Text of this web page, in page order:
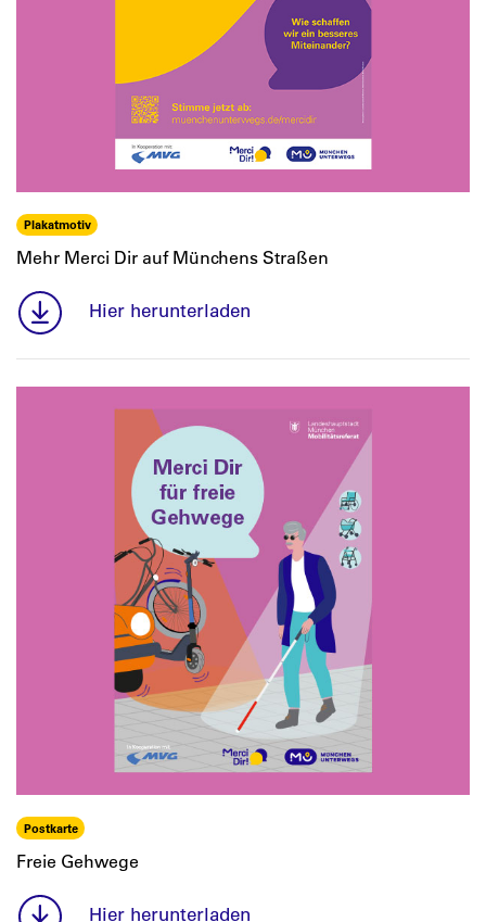
Plakatmotiv
Mehr Merci Dir auf Münchens Straßen
Hier herunterladen
Postkarte
Freie Gehwege
Hier herunterladen